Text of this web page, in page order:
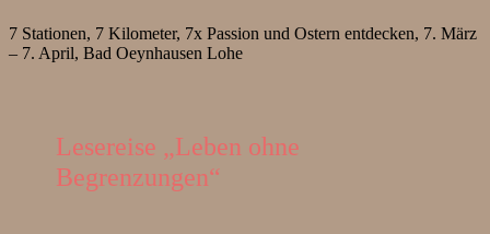
7 Stationen, 7 Kilometer, 7x Passion und Ostern entdecken, 7. März
– 7. April, Bad Oeynhausen Lohe
Lesereise „Leben ohne
Begrenzungen“